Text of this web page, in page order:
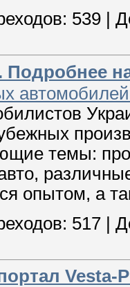
539
темы:
опытом, а
517 |
Vesta-